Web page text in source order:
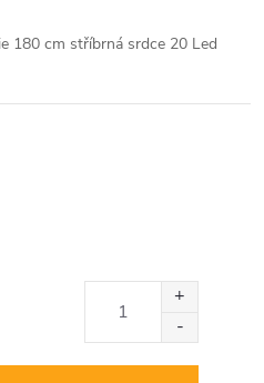
180 cm stříbrná srdce 20 Led